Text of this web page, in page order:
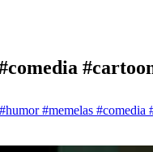
#memelas #comedia